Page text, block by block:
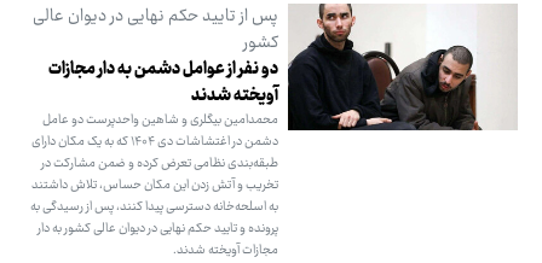
پس از تایید حکم نهایی در دیوان عالی
کشور
دو نفر از عوامل دشمن به دار مجازات
آویخته شدند
محمدامین بیگلری و شاهین واحدپرست دو عامل
دشمن در اغتشاشات دی‌ ۱۴۰۴ که به یک مکان دارای
طبقه‌بندی نظامی تعرض کرده و ضمن مشارکت در
تخریب و آتش زدن این مکان حساس، تلاش داشتند
به اسلحه‌خانه دسترسی پیدا کنند، پس از رسیدگی به
پرونده و تایید حکم نهایی در دیوان عالی کشور به دار
مجازات آویخته شدند.